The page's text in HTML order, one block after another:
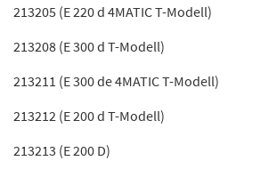
213205 (E 220 d 4MATIC T-Modell)
213208 (E 300 d T-Modell)
213211 (E 300 de 4MATIC T-Modell)
213212 (E 200 d T-Modell)
213213 (E 200 D)